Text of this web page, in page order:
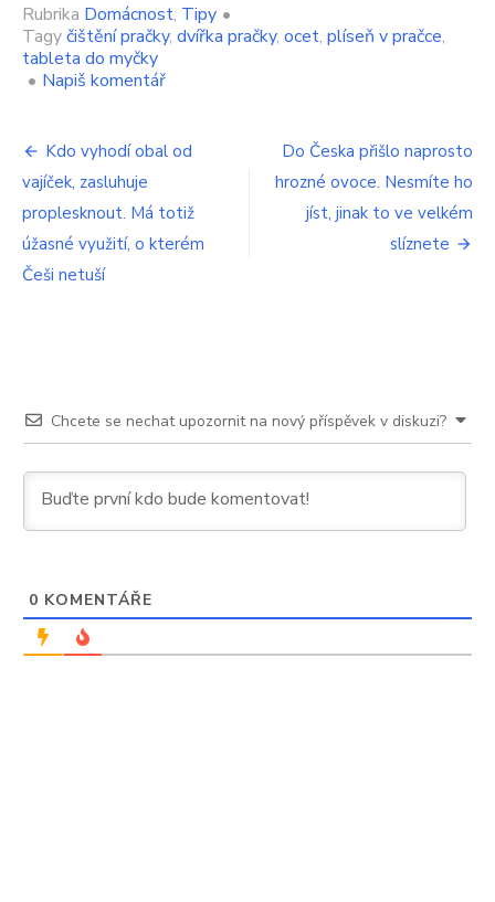
Rubrika Domácnost, Tipy •
Tagyčištění pračky, dvířka pračky, ocet, plíseň v pračce,
tableta do myčky
• Napiš komentářon
od
nechat
otevřená.
Výrobci
to
dělá
odborník
poradil
Navigace
pro
příspěvek
Kdo vyhodí obal od
vajíček, zasluhuje
proplesknout. Má totiž
úžasné využití, o kterém
Češi netuší
Do Česka přišlo naprosto
hrozné ovoce. Nesmíte ho
jíst, jinak to ve velkém
slíznete
Chcete se nechat upozornit na nový příspěvek v diskuzi?
0 KOMENTÁŘE